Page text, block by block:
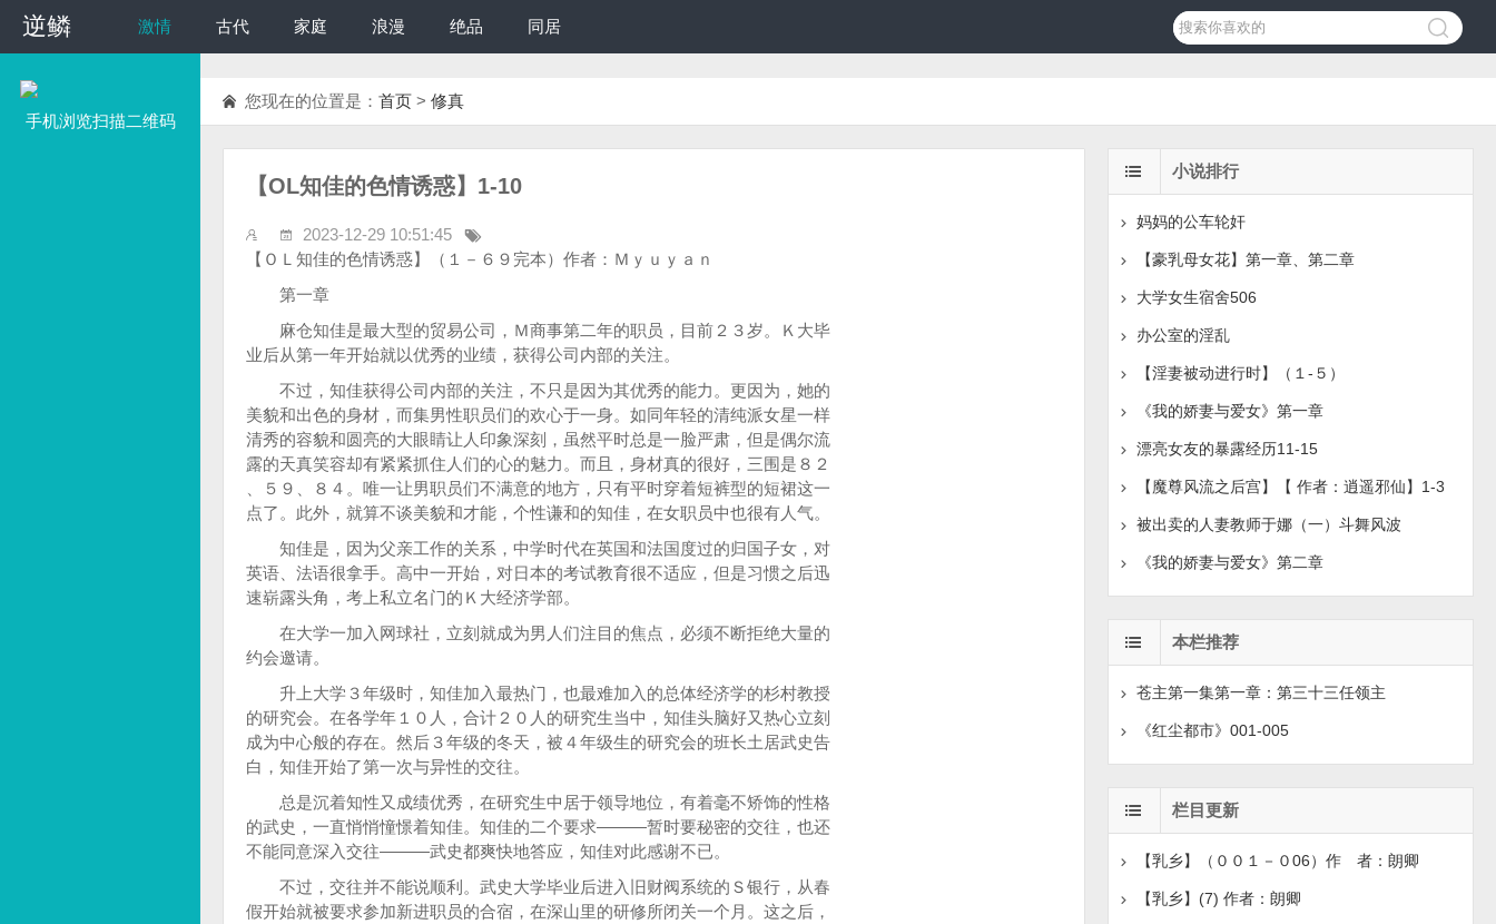
逆鳞
逆鳞 激情 古代 家庭 浪漫 绝品 同居
手机浏览扫描二维码
您现在的位置是： 首页 > 修真
【OL知佳的色情诱惑】1-10
2023-12-29 10:51:45
【ＯＬ知佳的色情诱惑】（１－６９完本）作者：Ｍｙｕｙａｎ
第一章
麻仓知佳是最大型的贸易公司，Ｍ商事第二年的职员，目前２３岁。Ｋ大毕
业后从第一年开始就以优秀的业绩，获得公司内部的关注。
不过，知佳获得公司内部的关注，不只是因为其优秀的能力。更因为，她的
美貌和出色的身材，而集男性职员们的欢心于一身。如同年轻的清纯派女星一样
清秀的容貌和圆亮的大眼睛让人印象深刻，虽然平时总是一脸严肃，但是偶尔流
露的天真笑容却有紧紧抓住人们的心的魅力。而且，身材真的很好，三围是８２
、５９、８４。唯一让男职员们不满意的地方，只有平时穿着短裤型的短裙这一
点了。此外，就算不谈美貌和才能，个性谦和的知佳，在女职员中也很有人气。
知佳是，因为父亲工作的关系，中学时代在英国和法国度过的归国子女，对
英语、法语很拿手。高中一开始，对日本的考试教育很不适应，但是习惯之后迅
速崭露头角，考上私立名门的Ｋ大经济学部。
在大学一加入网球社，立刻就成为男人们注目的焦点，必须不断拒绝大量的
约会邀请。
升上大学３年级时，知佳加入最热门，也最难加入的总体经济学的杉村教授
的研究会。在各学年１０人，合计２０人的研究生当中，知佳头脑好又热心立刻
成为中心般的存在。然后３年级的冬天，被４年级生的研究会的班长土居武史告
白，知佳开始了第一次与异性的交往。
总是沉着知性又成绩优秀，在研究生中居于领导地位，有着毫不矫饰的性格
的武史，一直悄悄憧憬着知佳。知佳的二个要求———暂时要秘密的交往，也还
不能同意深入交往———武史都爽快地答应，知佳对此感谢不已。
不过，交往并不能说顺利。武史大学毕业后进入旧财阀系统的Ｓ银行，从春
假开始就被要求参加新进职员的合宿，在深山里的研修所闭关一个月。这之后，
小说排行
妈妈的公车轮奸
【豪乳母女花】第一章、第二章
大学女生宿舍506
办公室的淫乱
【淫妻被动进行时】（１-５）
《我的娇妻与爱女》第一章
漂亮女友的暴露经历11-15
【魔尊风流之后宫】【 作者：逍遥邪仙】1-3
被出卖的人妻教师于娜（一）斗舞风波
《我的娇妻与爱女》第二章
本栏推荐
苍主第一集第一章：第三十三任领主
《红尘都市》001-005
栏目更新
【乳乡】（００１－０06）作 者：朗卿
【乳乡】(7) 作者：朗卿